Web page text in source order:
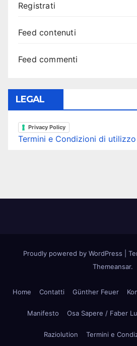
Registrati
Feed contenuti
Feed commenti
LEGAL
Privacy Policy
Termini e Condizioni di utilizzo
Proudly powered by WordPress
Themeansar.
Home Contatti Günther Feuer
Manifesto Osa Sapere / Faber
Raziolution Termini e